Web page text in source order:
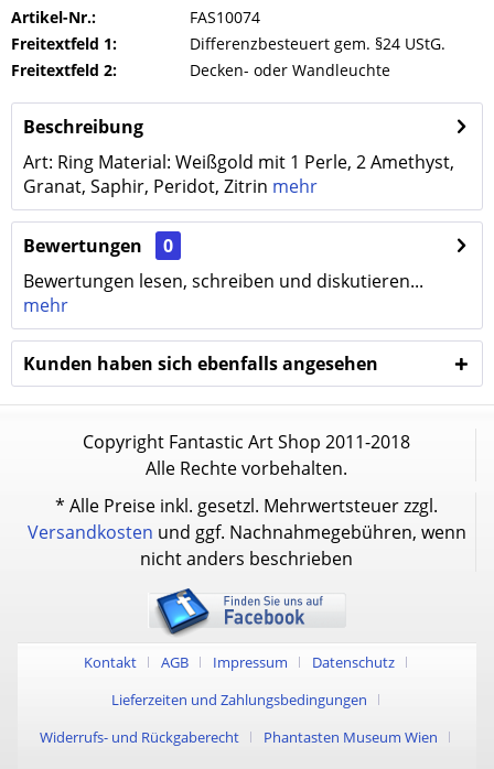
Artikel-Nr.:
FAS10074
Freitextfeld 1:
Differenzbesteuert gem. §24 UStG.
Freitextfeld 2:
Decken- oder Wandleuchte
Beschreibung
Art: Ring Material: Weißgold mit 1 Perle, 2 Amethyst,
Granat, Saphir, Peridot, Zitrin mehr
Bewertungen
0
Bewertungen lesen, schreiben und diskutieren...
mehr
Kunden haben sich ebenfalls angesehen
Copyright Fantastic Art Shop 2011-2018
Alle Rechte vorbehalten.
* Alle Preise inkl. gesetzl. Mehrwertsteuer zzgl.
Versandkosten und ggf. Nachnahmegebühren, wenn
nicht anders beschrieben
Kontakt AGB Impressum
Datenschutz
Lieferzeiten und Zahlungsbedingungen
Widerrufs- und Rückgaberecht
Phantasten Museum Wien